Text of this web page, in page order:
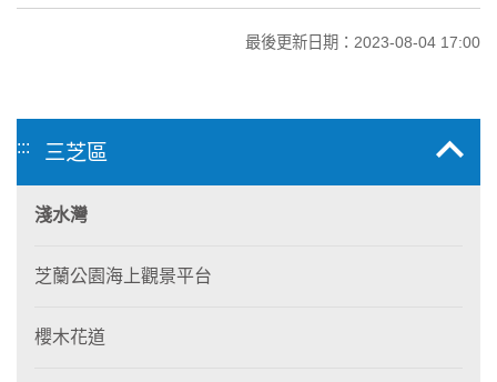
最後更新日期：2023-08-04 17:00
::: 三芝區
淺水灣
芝蘭公園海上觀景平台
櫻木花道